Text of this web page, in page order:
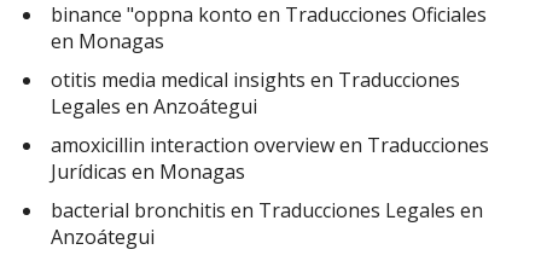
binance "oppna konto en Traducciones Oficiales
en Monagas
otitis media medical insights en Traducciones
Legales en Anzoátegui
amoxicillin interaction overviewen Traducciones
Jurídicas en Monagas
bacterial bronchitis en Traducciones Legales en
Anzoátegui